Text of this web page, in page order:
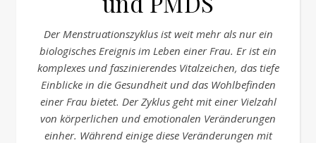
Der Menstruationszyklus ist weit mehr als nur ein
biologisches Ereignis im Leben einer Frau. Er ist ein
komplexes und faszinierendes Vitalzeichen, das tiefe
Einblicke in die Gesundheit und das Wohlbefinden
einer Frau bietet. Der Zyklus geht mit einer Vielzahl
von körperlichen und emotionalen Veränderungen
einher. Während einige diese Veränderungen mit